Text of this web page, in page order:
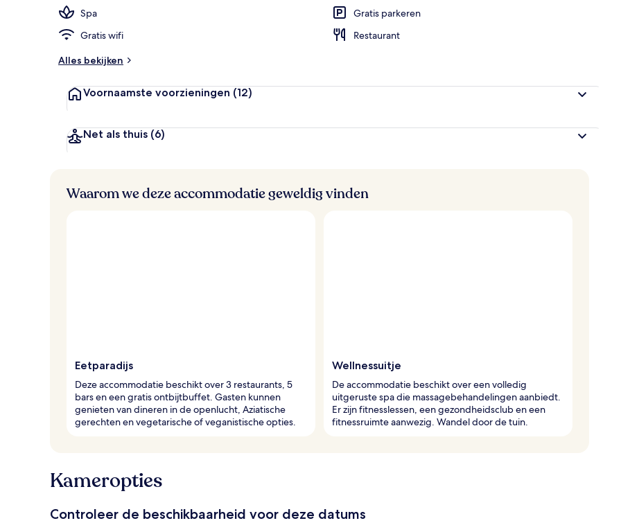
Spa
Gratis parkeren
Gratis wifi
Restaurant
Alles bekijken
Voornaamste voorzieningen (12)
Net als thuis (6)
Waarom we deze accommodatie geweldig vinden
Eetparadijs
Deze accommodatie beschikt over 3 restaurants, 5
bars en een gratis ontbijtbuffet. Gasten kunnen
genieten van dineren in de openlucht, Aziatische
gerechten en vegetarische of veganistische opties.
Wellnessuitje
De accommodatie beschikt over een volledig
uitgeruste spa die massagebehandelingen aanbiedt.
Er zijn fitnesslessen, een gezondheidsclub en een
fitnessruimte aanwezig. Wandel door de tuin.
Kameropties
Controleer de beschikbaarheid voor deze datums